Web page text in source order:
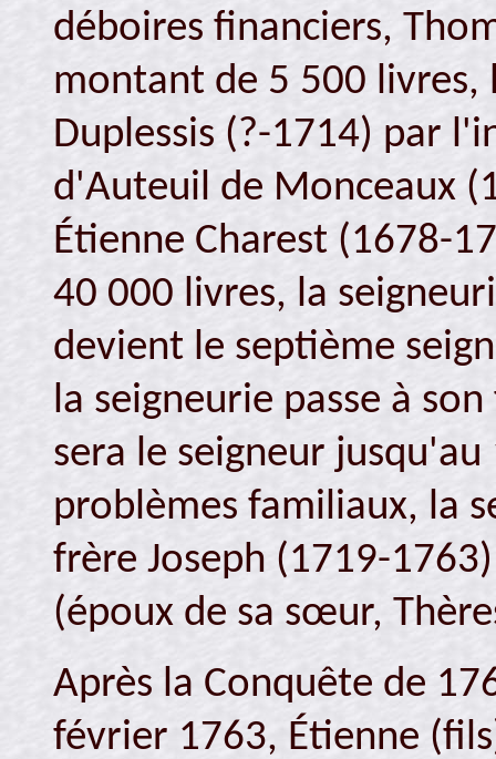
déboires financiers,
montant de 5 500 livres,
Duplessis (?-1714) par
d'Auteuil de Monceaux
Étienne Charest (1678-
40 000 livres, la
devient le septième
la seigneurie passe à
sera le seigneur
problèmes familiaux, la
frère Joseph (1719-
(époux de sa sœur,
Après la Conquête de
février 1763, Étienne